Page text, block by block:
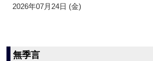
2026年07月24日 (金)
無季言